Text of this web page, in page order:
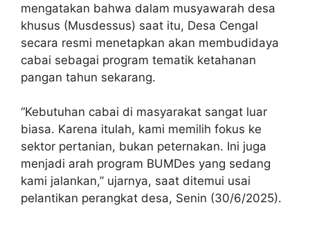
mengatakan bahwa dalam musyawarah desa
khusus (Musdessus) saat itu, Desa Cengal
secara resmi menetapkan akan membudidaya
cabai sebagai program tematik ketahanan
pangan tahun sekarang.
“Kebutuhan cabai di masyarakat sangat luar
biasa. Karena itulah, kami memilih fokus ke
sektor pertanian, bukan peternakan. Ini juga
menjadi arah program BUMDes yang sedang
kami jalankan,” ujarnya, saat ditemui usai
pelantikan perangkat desa, Senin (30/6/2025).